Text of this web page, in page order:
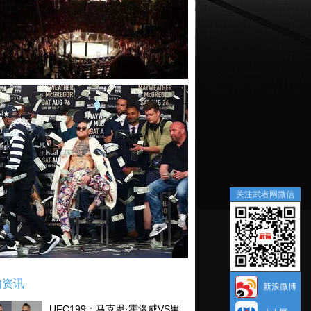
讯
关注武者网微信
新浪微博